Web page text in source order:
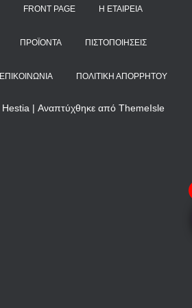
FRONT PAGE Η ΕΤΑΙΡΕΊΑ
ΠΡΟΪΌΝΤΑ ΠΙΣΤΟΠΟΙΉΣΕΙΣ
ΕΠΙΚΟΙΝΩΝΊΑ ΠΟΛΙΤΙΚΉ ΑΠΟΡΡΉΤΟΥ
Hestia | Αναπτύχθηκε από ThemeIsle